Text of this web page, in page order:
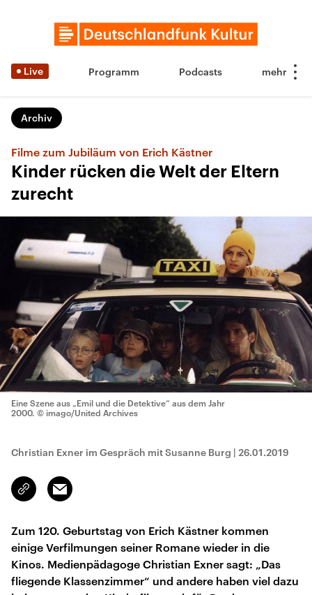
Live Programm Podcasts
Archiv
Filme zum Jubiläum von Erich Kästner
Kinder rücken die Welt der Eltern
zurecht
Eine Szene aus „Emil und die Detektive“ aus dem Jahr
2000. © imago/United Archives
Christian Exner im Gespräch mit Susanne Burg | 26.01.2019
Link
kopieren/teilen
Email
Zum 120. Geburtstag von Erich Kästner kommen
einige Verfilmungen seiner Romane wieder in die
Kinos. Medienpädagoge Christian Exner sagt: „Das
fliegende Klassenzimmer“ und andere haben viel dazu